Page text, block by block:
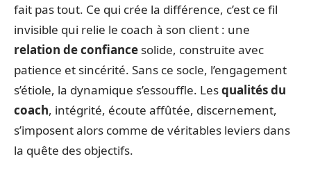
fait pas tout. Ce qui crée la différence, c’est ce fil
invisible qui relie le coach à son client : une
relation de confiance solide, construite avec
patience et sincérité. Sans ce socle, l’engagement
s’étiole, la dynamique s’essouffle. Lesqualités du
coach, intégrité, écoute affûtée, discernement,
s’imposent alors comme de véritables leviers dans
la quête des objectifs.